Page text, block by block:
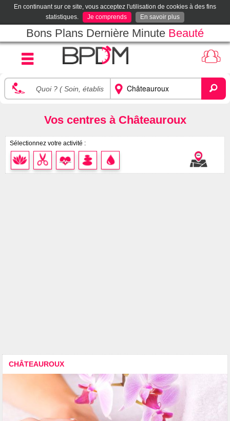
En continuant sur ce site, vous acceptez l'utilisation de cookies à des fins
statistiques.
Je comprends En savoir plus
Bons Plans Dernière Minute Beauté
Vos centres à Châteauroux
Sélectionnez votre activité :
CHÂTEAUROUX